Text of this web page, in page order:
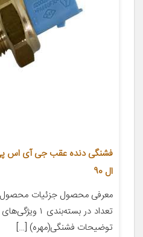
ال 90
تعداد در
توضیحات فشنگی(مهره) […]